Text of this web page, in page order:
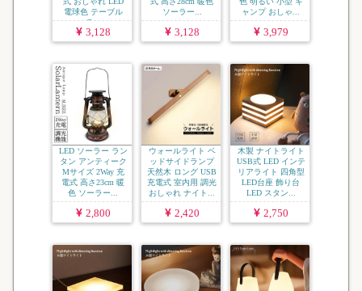
電球色 テーブル
ラ...
3,128
ソーラー...
3,128
ャンプ おしゃ...
3,979
LED ソーラー ラン
タン アンティーク
Mサイズ 2Way 充
電式 高さ23cm 暖
色 ソーラー...
2,800
ウォールライト ベ
ッドサイドランプ
天然木 ロング USB
充電式 室内用 調光
おしゃれ ナイト...
2,420
木製 ナイトライト
USB式 LED インテ
リアライト 四角型
LED台座 飾り台
LED スタン...
2,750